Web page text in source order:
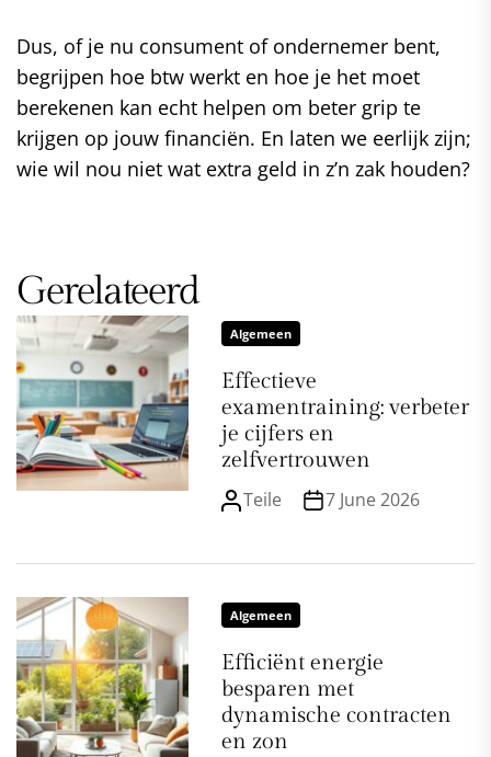
Dus, of je nu consument of ondernemer bent,
begrijpen hoe btw werkt en hoe je het moet
berekenen kan echt helpen om beter grip te
krijgen op jouw financiën. En laten we eerlijk zijn;
wie wil nou niet wat extra geld in z’n zak houden?
Gerelateerd
Algemeen
Effectieve
examentraining: verbeter
je cijfers en
zelfvertrouwen
Teile 7 June 2026
Algemeen
Efficiënt energie
besparen met
dynamische contracten
en zon